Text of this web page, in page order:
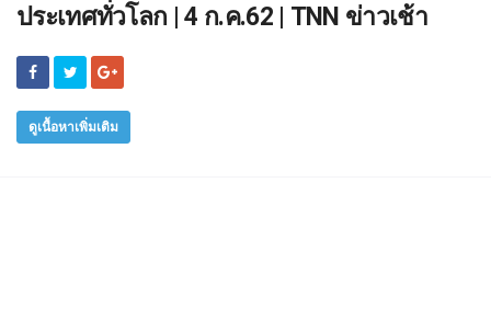
ประเทศทั่วโลก | 4 ก.ค.62 | TNN ข่าวเช้า
ดูเนื้อหาเพิ่มเติม